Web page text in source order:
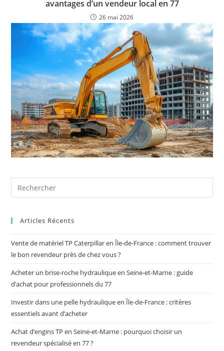
avantages d’un vendeur local en 77
26 mai 2026
Articles Récents
Vente de matériel TP Caterpillar en Île-de-France : comment trouver
le bon revendeur près de chez vous ?
Acheter un brise-roche hydraulique en Seine-et-Marne : guide
d’achat pour professionnels du 77
Investir dans une pelle hydraulique en Île-de-France : critères
essentiels avant d’acheter
Achat d’engins TP en Seine-et-Marne : pourquoi choisir un
revendeur spécialisé en 77 ?